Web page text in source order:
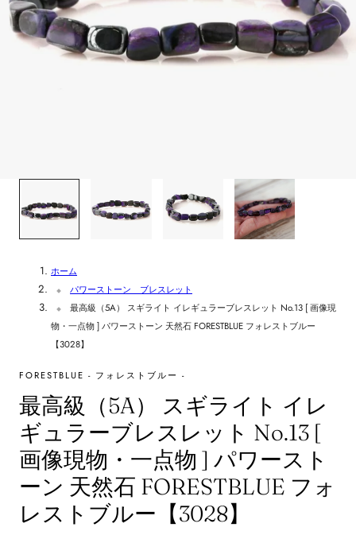
ホーム
パワーストーン ブレスレット
最高級（5A） スギライト イレギュラーブレスレット No.13 [ 画像現
物・一点物 ] パワーストーン 天然石 FORESTBLUE フォレストブルー
【3028】
FORESTBLUE - フォレストブルー -
最高級（5A） スギライト イレ
ギュラーブレスレット No.13 [
画像現物・一点物 ] パワースト
ーン 天然石 FORESTBLUE フォ
レストブルー【3028】